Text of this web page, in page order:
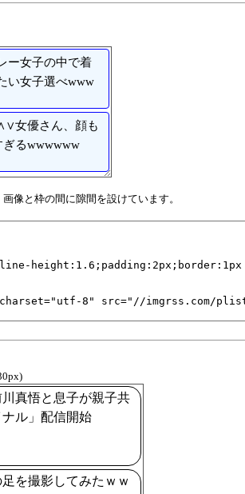
ー女子の中で着
い女子選べwww
女優さん、顔も
ぎるwwwwww
像と枠の間に隙間を設けています。
真悟と息子が親子共
ル」配信開始
足を撮影してみたｗｗ